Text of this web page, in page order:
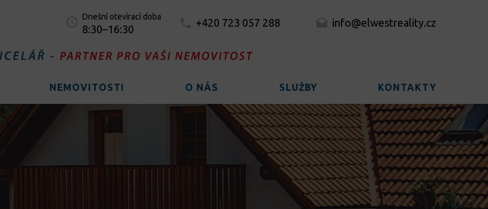
Dnešní otevírací doba
8:30–16:30
+420 723 057 288 info@elwestreality.cz
NEMOVITOSTI O NÁS SLUŽBY KONTAKTY